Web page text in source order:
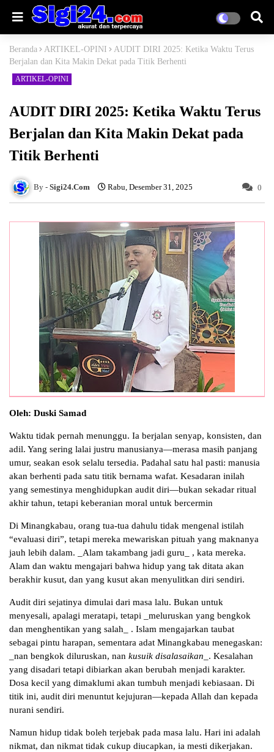
Beranda ARTIKEL-OPINI
AUDIT DIRI 2025: Ketika Waktu Terus
Berjalan dan Kita Makin Dekat pada Titik Berhenti
ARTIKEL-OPINI
AUDIT DIRI 2025: Ketika Waktu Terus
Berjalan dan Kita Makin Dekat pada
Titik Berhenti
Sigi24.Com Rabu, Desember 31, 2025 0
Oleh: Duski Samad
Waktu tidak pernah menunggu. Ia berjalan senyap, konsisten, dan
adil. Yang sering lalai justru manusianya—merasa masih panjang
umur, seakan esok selalu tersedia. Padahal satu hal pasti: manusia
akan berhenti pada satu titik bernama wafat. Kesadaran inilah
yang semestinya menghidupkan audit diri—bukan sekadar ritual
akhir tahun, tetapi keberanian moral untuk bercermin
Di Minangkabau, orang tua-tua dahulu tidak mengenal istilah
“evaluasi diri”, tetapi mereka mewariskan pituah yang maknanya
jauh lebih dalam. _Alam takambang jadi guru_ , kata mereka.
Alam dan waktu mengajari bahwa hidup yang tak ditata akan
berakhir kusut, dan yang kusut akan menyulitkan diri sendiri.
Audit diri sejatinya dimulai dari masa lalu. Bukan untuk
menyesali, apalagi meratapi, tetapi _meluruskan yang bengkok
dan menghentikan yang salah_ . Islam mengajarkan taubat
sebagai pintu harapan, sementara adat Minangkabau menegaskan:
_nan bengkok diluruskan, nan kusuik disalasaikan _. Kesalahan
yang disadari tetapi dibiarkan akan berubah menjadi karakter.
Dosa kecil yang dimaklumi akan tumbuh menjadi kebiasaan. Di
titik ini, audit diri menuntut kejujuran—kepada Allah dan kepada
nurani sendiri.
Namun hidup tidak boleh terjebak pada masa lalu. Hari ini adalah
nikmat, dan nikmat tidak cukup diucapkan, ia mesti dikerjakan.